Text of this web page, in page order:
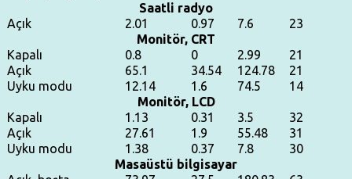
Saatli radyo
Açık
2.01 0.97 7.6
23
Monitör, CRT
Kapalı
0.8 0 2.99
21
Açık
65.1 34.54 124.78
21
Uyku modu
12.14 1.6 74.5
14
Monitör, LCD
Kapalı
1.13 0.31 3.5
32
Açık
27.61 1.9 55.48
31
Uyku modu
1.38 0.37 7.8
30
Masaüstü bilgisayar